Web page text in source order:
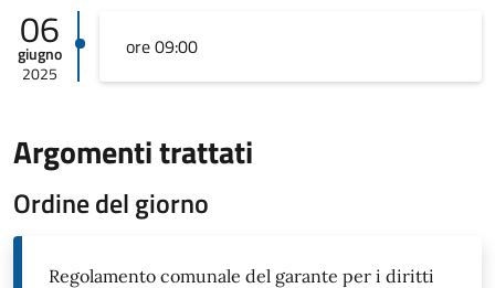
06
giugno
2025
ore 09:00
Argomenti trattati
Ordine del giorno
Regolamento comunale del garante per i diritti